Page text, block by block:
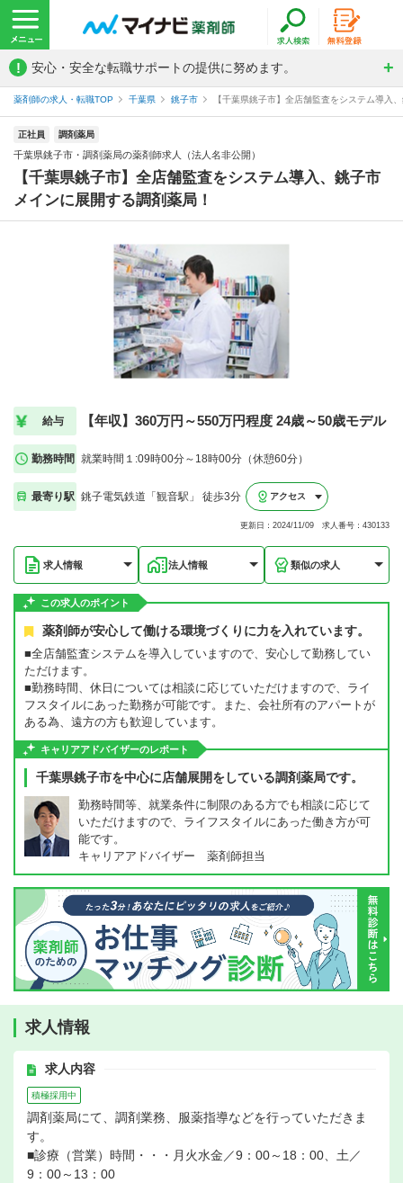
! 安心・安全な転職サポートの提供に努めます。
薬剤師の求人・転職TOP 千葉県 銚子市 【千葉県銚子市】全店舗監査をシステム導入
正社員 調剤薬局
千葉県銚子市・調剤薬局の薬剤師求人（法人名非公開）
【千葉県銚子市】全店舗監査をシステム導入、銚子市
メインに展開する調剤薬局！
給与 【年収】360万円～550万円程度 24歳～50歳モデル
勤務時間 就業時間１:09時00分～18時00分（休憩60分）
最寄り駅 銚子電気鉄道「観音駅」 徒歩3分 アクセス
更新日：2024/11/09 求人番号：430133
求人情報 法人情報 類似の求人
この求人のポイント
薬剤師が安心して働ける環境づくりに力を入れています。
■全店舗監査システムを導入していますので、安心して勤務してい
ただけます。
■勤務時間、休日については相談に応じていただけますので、ライ
フスタイルにあった勤務が可能です。また、会社所有のアパートが
ある為、遠方の方も歓迎しています。
キャリアアドバイザーのレポート
千葉県銚子市を中心に店舗展開をしている調剤薬局です。
勤務時間等、就業条件に制限のある方でも相談に応じて
いただけますので、ライフスタイルにあった働き方が可
能です。
キャリアアドバイザー 薬剤師担当
求人情報
求人内容
積極採用中
調剤薬局にて、調剤業務、服薬指導などを行っていただきま
す。
■診療（営業）時間・・・月火水金／9：00～18：00、土／
9：00～13：00